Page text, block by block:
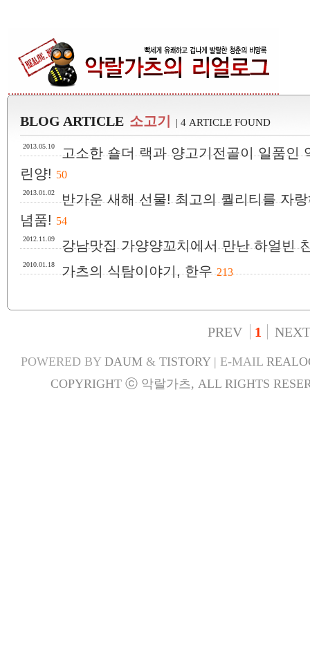
BLOG ARTICLE 소고기 | 4 ARTICLE FOUND
2013.05.10
고소한 숄더 랙과 양고기전골이 일품인
린양! 50
2013.01.02
반가운 새해 선물! 최고의 퀄리티를 자
념품! 54
2012.11.09 강남맛집 가양양꼬치에서 만난 하얼빈
2010.01.18 가츠의 식탐이야기, 한우 213
PREV 1 NEXT
POWERED BY DAUM& TISTORY| E-MAIL
COPYRIGHT ⓒ 악랄가츠, ALL RIGHTS